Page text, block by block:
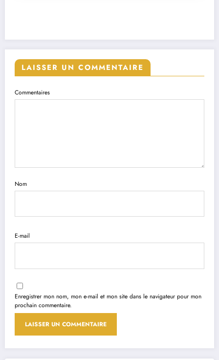
LAISSER UN COMMENTAIRE
Commentaires
Nom
E-mail
Enregistrer mon nom, mon e-mail et mon site dans le navigateur pour mon
prochain commentaire.